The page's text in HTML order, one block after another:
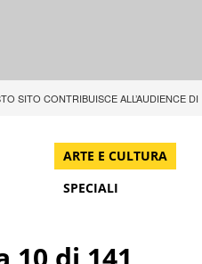
SITO CONTRIBUISCE ALL’AUDIENCE DI
ARTE E CULTURA
SPECIALI